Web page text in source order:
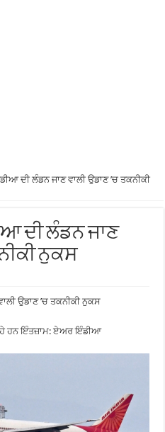
ਦੀ ਲੰਡਨ ਜਾਣ ਵਾਲੀ ਉਡਾਣ ’ਚ ਤਕਨੀਕੀ
ਦੀ ਲੰਡਨ ਜਾਣ
ਨੁਕਸ
ਉਡਾਣ ’ਚ ਤਕਨੀਕੀ ਨੁਕਸ
ਹਨ ਇੰਤਜ਼ਾਮ: ਏਅਰ ਇੰਡੀਆ